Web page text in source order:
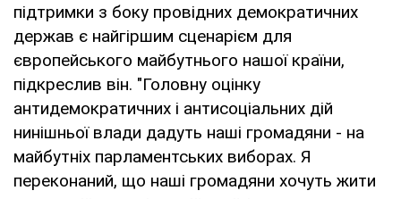
підтримки з боку провідних демократичних
держав є найгіршим сценарієм для
європейського майбутнього нашої країни,
підкреслив він. "Головну оцінку
антидемократичних і антисоціальних дій
нинішньої влади дадуть наші громадяни - на
майбутніх парламентських виборах. Я
переконаний, що наші громадяни хочуть жити